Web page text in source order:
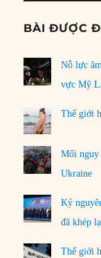
BÀI ĐƯỢC
Nỗ lực
vực Mỹ
Thế giới
Mối nguy
Ukraine
Kỷ
đã khép
Thế giới